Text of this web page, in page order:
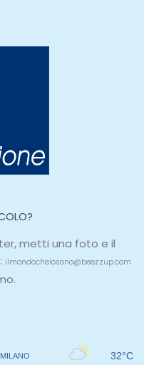
, metti una foto e il
ilmondocheiosono@beezzup.com